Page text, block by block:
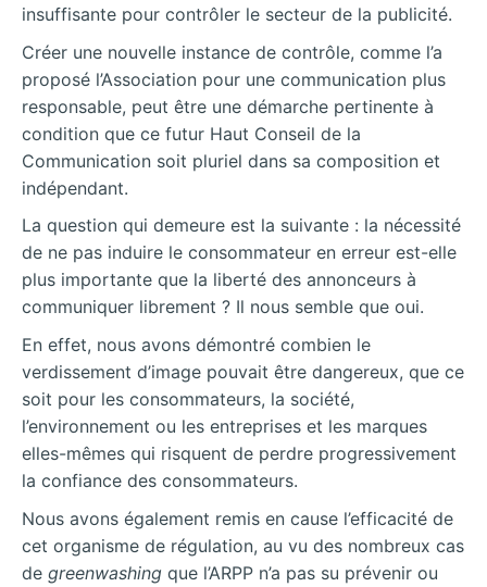
insuffisante pour contrôler le secteur de la publicité.
Créer une nouvelle instance de contrôle, comme l’a
proposé l’Association pour une communication plus
responsable, peut être une démarche pertinente à
condition que ce futur Haut Conseil de la
Communication soit pluriel dans sa composition et
indépendant.
La question qui demeure est la suivante : la nécessité
de ne pas induire le consommateur en erreur est-elle
plus importante que la liberté des annonceurs à
communiquer librement ? Il nous semble que oui.
En effet, nous avons démontré combien le
verdissement d’image pouvait être dangereux, que ce
soit pour les consommateurs, la société,
l’environnement ou les entreprises et les marques
elles-mêmes qui risquent de perdre progressivement
la confiance des consommateurs.
Nous avons également remis en cause l’efficacité de
cet organisme de régulation, au vu des nombreux cas
de greenwashing que l’ARPP n’a pas su prévenir ou